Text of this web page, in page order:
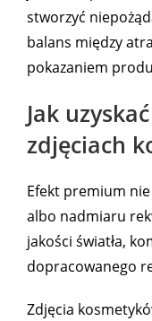
stworzyć
balans między
pokazaniem
Jak
zdjęciach
Efekt premium
albo nadmiaru
jakości światła,
dopracowanego
Zdjęcia